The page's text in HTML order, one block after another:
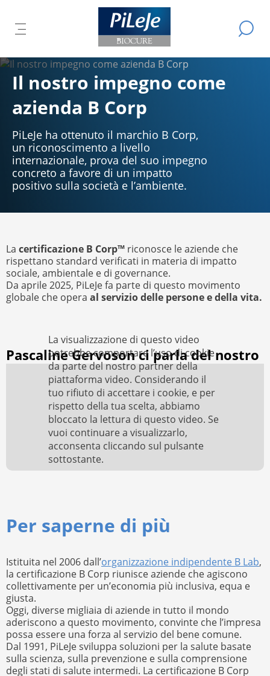
APRI
MENÙ
PRINCIPALE
Tutti
prodotti
del
Laboratorio
PiLeJe
Cerca
Il nostro impegno come
azienda B Corp
PiLeJe ha ottenuto il marchio B Corp,
un riconoscimento a livello
internazionale, prova del suo impegno
concreto a favore di un impatto
positivo sulla società e l’ambiente.
La certificazione B Corp™ riconosce le aziende che
rispettano standard verificati in materia di impatto
sociale, ambientale e di governance.
Da aprile 2025, PiLeJe fa parte di questo movimento
globale che opera al servizio delle persone e della vita.
La visualizzazione di questo video
potrebbe comportare l’uso di cookie
da parte del nostro partner della
piattaforma video. Considerando il
tuo rifiuto di accettare i cookie, e per
rispetto della tua scelta, abbiamo
bloccato la lettura di questo video. Se
vuoi continuare a visualizzarlo,
acconsenta cliccando sul pulsante
sottostante.
Pascaline Gervoson ci parla del nostro
impegno B Corp
Per saperne di più
Istituita nel 2006 dall’organizzazione indipendente B Lab,
la certificazione B Corp riunisce aziende che agiscono
collettivamente per un’economia più inclusiva, equa e
giusta.
Oggi, diverse migliaia di aziende in tutto il mondo
aderiscono a questo movimento, convinte che l’impresa
possa essere una forza al servizio del bene comune.
Dal 1991, PiLeJe sviluppa soluzioni per la salute basate
sulla scienza, sulla prevenzione e sulla comprensione
degli stati di salute intermedi. La certificazione B Corp